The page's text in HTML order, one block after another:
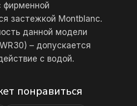
фирменной
застежкой Montblanc.
данной модели
– допускается
с водой.
понравиться